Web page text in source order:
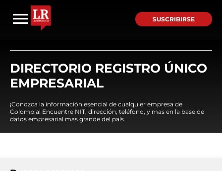
SUSCRIBIRSE
DIRECTORIO REGISTRO ÚNICO
EMPRESARIAL
¡Conozca la información esencial de cualquier empresa de
Colombia! Encuentre NIT, dirección, teléfono, y mas en la base de
datos empresarial mas grande del país.